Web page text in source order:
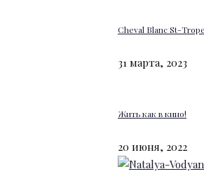
Cheval Blanc St-
31 марта, 2023
Жить как в кино!
20 июня, 2022